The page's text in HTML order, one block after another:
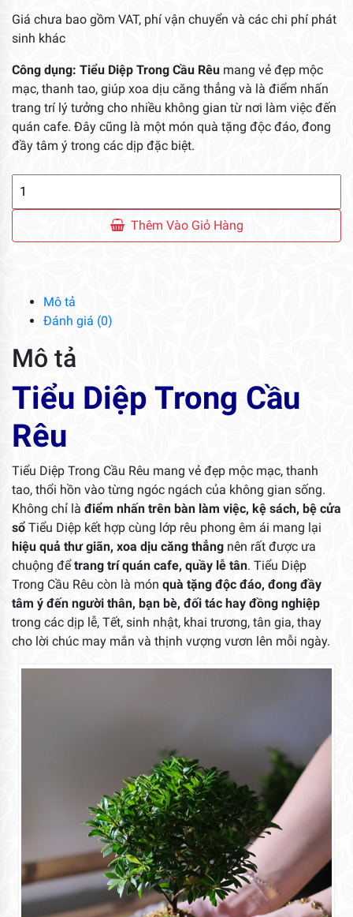
Giá chưa bao gồm VAT, phí vận chuyển và các chi phí phát
sinh khác
Công dụng: Tiểu Diệp Trong Cầu Rêu mang vẻ đẹp mộc
mạc, thanh tao, giúp xoa dịu căng thẳng và là điểm nhấn
trang trí lý tưởng cho nhiều không gian từ nơi làm việc đến
quán cafe. Đây cũng là một món quà tặng độc đáo, đong
đầy tâm ý trong các dịp đặc biệt.
Cầu
Thêm Vào Giỏ Hàng
Mô tả
Đánh giá (0)
Mô tả
Tiểu Diệp Trong Cầu
Rêu
Tiểu Diệp Trong Cầu Rêu mang vẻ đẹp mộc mạc, thanh
tao, thổi hồn vào từng ngóc ngách của không gian sống.
Không chỉ là điểm nhấn trên bàn làm việc, kệ sách, bệ cửa
sổ Tiểu Diệp kết hợp cùng lớp rêu phong êm ái mang lại
hiệu quả thư giãn, xoa dịu căng thẳng nên rất được ưa
chuộng đểtrang trí quán cafe, quầy lễ tân. Tiểu Diệp
Trong Cầu Rêu còn là món quà tặng độc đáo, đong đầy
tâm ý đến người thân, bạn bè, đối tác hay đồng nghiệp
trong các dịp lễ, Tết, sinh nhật, khai trương, tân gia, thay
cho lời chúc may mắn và thịnh vượng vươn lên mỗi ngày.